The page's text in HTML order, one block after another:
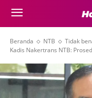
Beranda NTB
Tidak
Kadis Nakertrans NTB: